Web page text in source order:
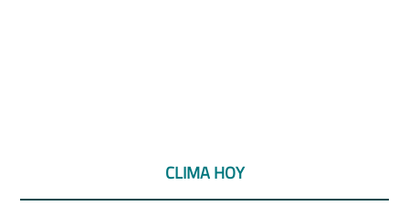
CLIMA HOY